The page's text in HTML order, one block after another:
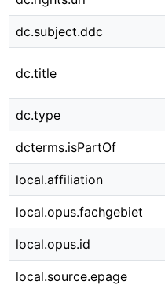
dc.subject.ddc
dc.title
dc.type
dcterms.isPartOf
local.affiliation
local.opus.fachgebiet
local.opus.id
local.source.epage